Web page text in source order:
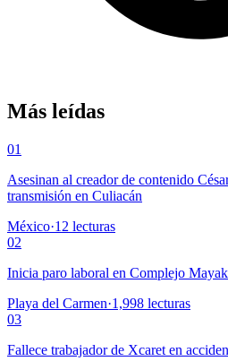
Más leídas
01
Asesinan al creador de contenido
transmisión en Culiacán
México·12 lecturas
02
Inicia paro laboral en Complejo
Playa del Carmen·1,998 lecturas
03
Fallece trabajador de Xcaret en